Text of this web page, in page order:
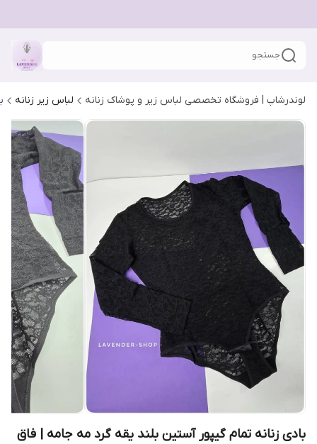
جستجو
لوندرشاپ | فروشگاه تخصصی لباس زیر و پوشاک زنانه لباس زیر زنانه
بادی زنانه تمام گیپور آستین بلند یقه گرد مه جامه | فاق